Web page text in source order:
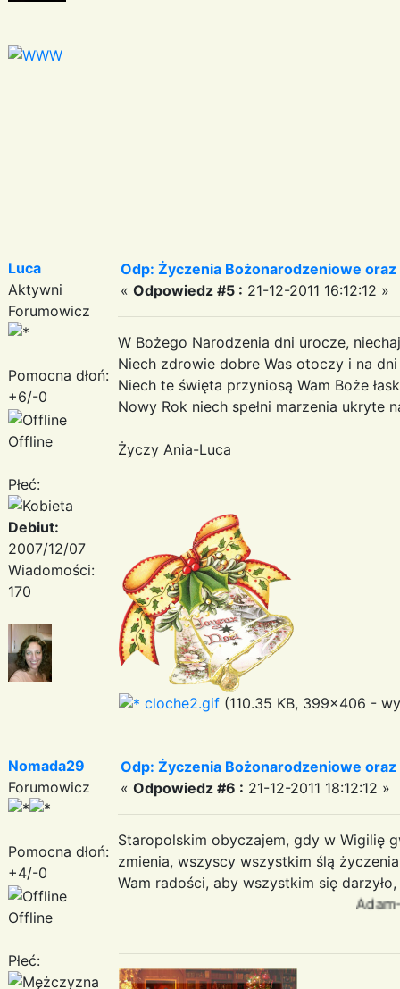
Luca
Aktywni
Forumowicz
Pomocna dłoń:
+6/-0
Offline
Płeć:
Debiut:
2007/12/07
Wiadomości:
170
Odp: Życzenia Bożonarodzeniowe
« Odpowiedz #5 : 21-12-2011 16:12:12 »
W Bożego Narodzenia dni urocze,
Niech zdrowie dobre Was otoczy i na
Niech te święta przyniosą Wam Boże
Nowy Rok niech spełni marzenia ukryte
Życzy Ania-Luca
cloche2.gif (110.35 KB, 399x406 -
Nomada29
Forumowicz
Pomocna dłoń:
+4/-0
Offline
Płeć:
Odp: Życzenia Bożonarodzeniowe
« Odpowiedz #6 : 21-12-2011 18:12:12 »
Staropolskim obyczajem, gdy w Wigilię
zmienia, wszyscy wszystkim ślą
Wam radości, aby wszystkim się
Adam-nomada...